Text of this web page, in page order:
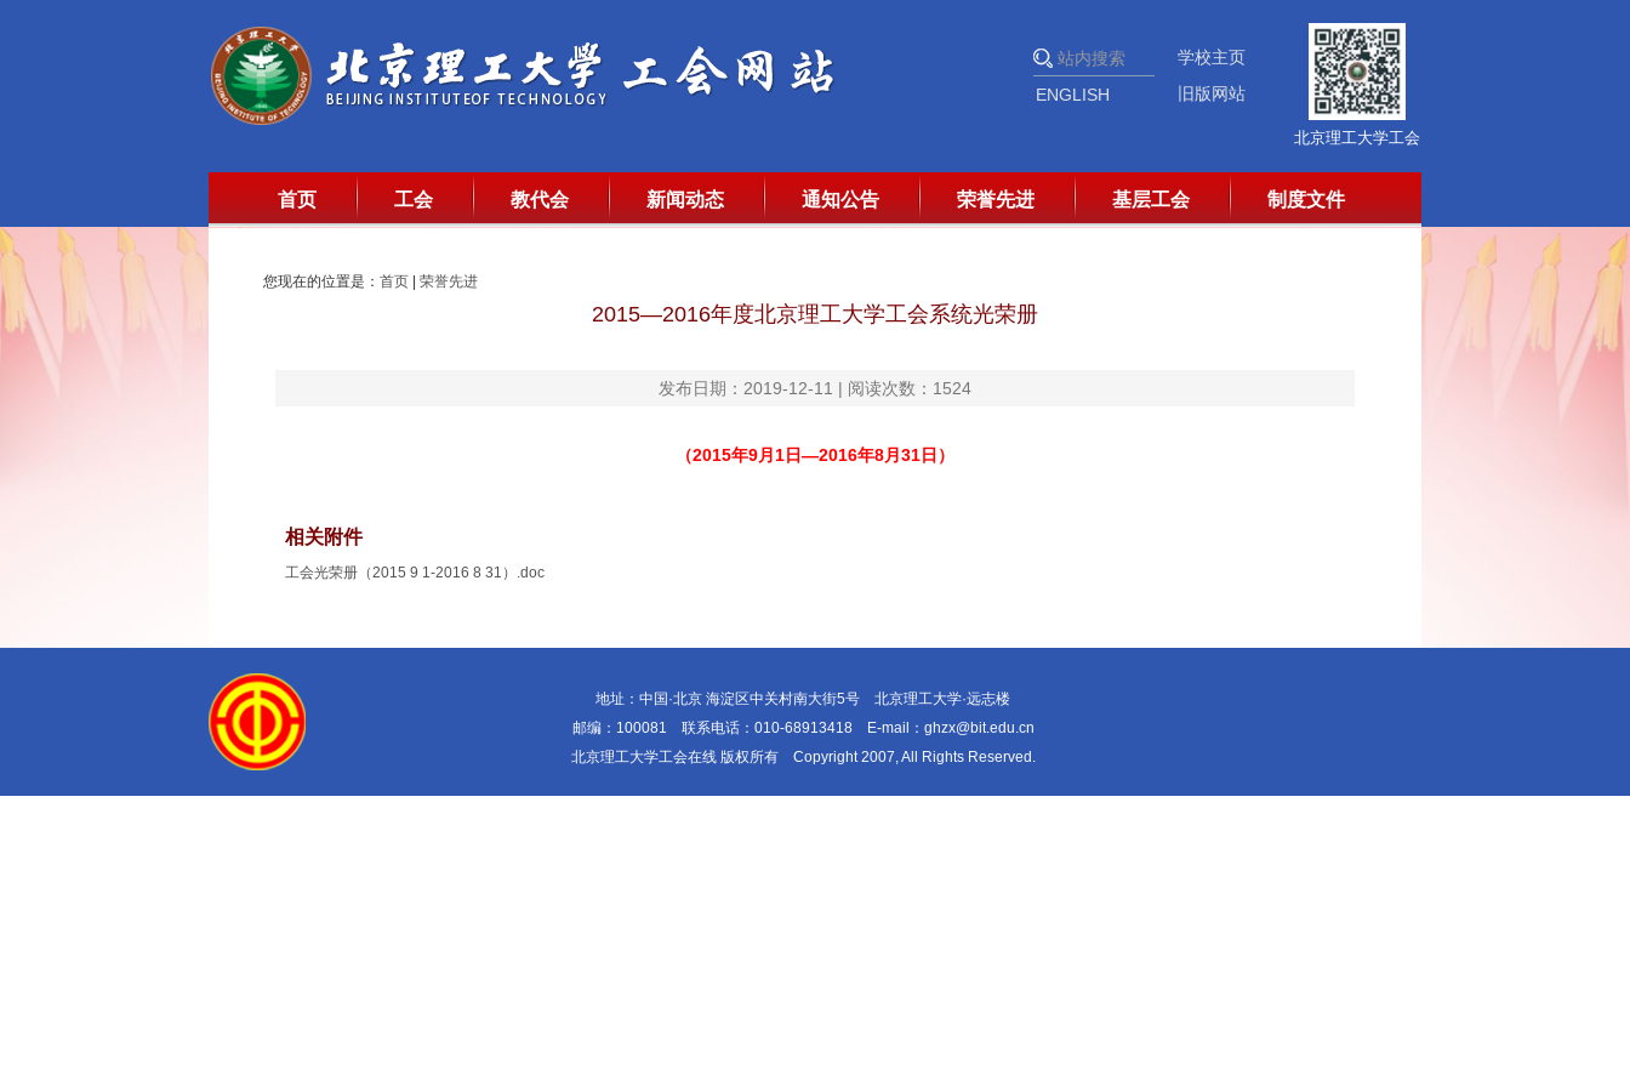
ENGLISH
学校主页
旧版网站
北京理工大学工会
首页 工会 教代会 新闻动态 通知公告 荣誉先进 基层工会 制度文件
您现在的位置是： 首页 荣誉先进
2015—2016年度北京理工大学工会系统光荣册
发布日期：2019-12-11 | 阅读次数： 1524
（2015年9月1日—2016年8月31日）
相关附件
工会光荣册（2015 9 1-2016 8 31）.doc
地址：中国·北京 海淀区中关村南大街5号 北京理工大学·远志楼
邮编：100081 联系电话：010-68913418 E-mail：ghzx@bit.edu.cn
北京理工大学工会在线 版权所有 Copyright 2007, All Rights Reserved.